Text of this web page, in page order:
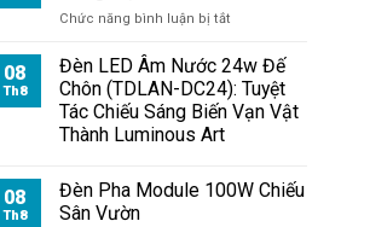
Chức năng bình luận bị tắt
Pha
Module
100W
Cho
08
Th8
Đèn LED Âm Nước 24w Đế
Chôn (TDLAN-DC24): Tuyệt
Tác Chiếu Sáng Biến Vạn Vật
Thành Luminous Art
08
Th8
Đèn Pha Module 100W Chiếu
Sân Vườn